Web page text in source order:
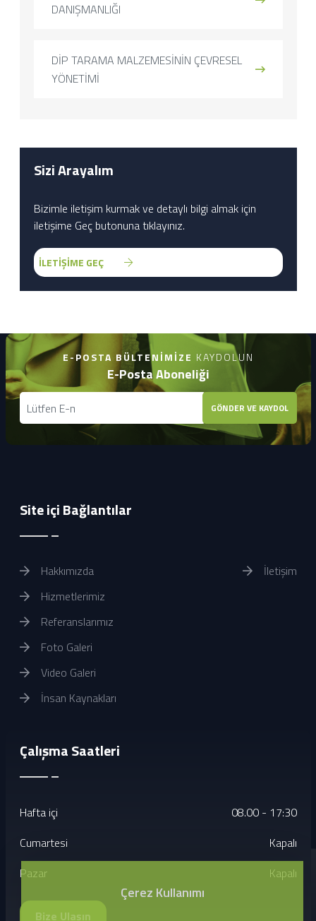
DANIŞMANLIĞI
DİP TARAMA MALZEMESİNİN ÇEVRESEL
YÖNETİMİ
Sizi Arayalım
Bizimle iletişim kurmak ve detaylı bilgi almak için
iletişime Geç butonuna tıklayınız.
İLETİŞİME GEÇ
E-POSTA BÜLTENIMIZE KAYDOLUN
E-Posta Aboneliği
GÖNDER VE KAYDOL
Site içi Bağlantılar
Hakkımızda
Hizmetlerimiz
Referanslarımız
Foto Galeri
Video Galeri
İnsan Kaynakları
İletişim
Çalışma Saatleri
Hafta içi
08.00 - 17:30
Cumartesi
Kapalı
Pazar
Kapalı
Bize Ulaşın
Çerez Kullanımı